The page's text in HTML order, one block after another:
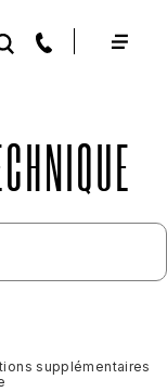
supplémentaires